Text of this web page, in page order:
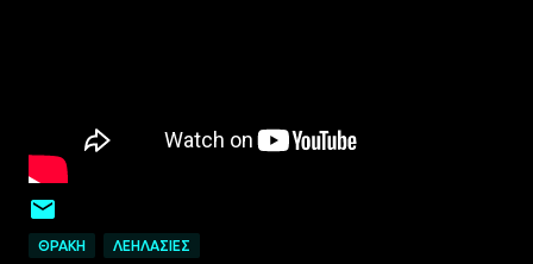
ΘΡΑΚΗ ΛΕΗΛΑΣΙΕΣ